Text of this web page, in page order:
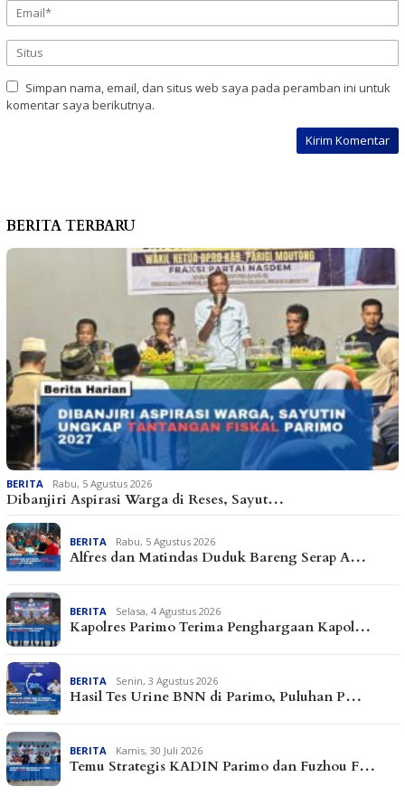
Simpan nama, email, dan situs web saya pada peramban ini untuk
komentar saya berikutnya.
BERITA TERBARU
BERITA Rabu, 5 Agustus 2026
Dibanjiri Aspirasi Warga di Reses, Sayut…
BERITA Rabu, 5 Agustus 2026
Alfres dan Matindas Duduk Bareng Serap A…
BERITA Selasa, 4 Agustus 2026
Kapolres Parimo Terima Penghargaan Kapol…
BERITA Senin, 3 Agustus 2026
Hasil Tes Urine BNN di Parimo, Puluhan P…
BERITA Kamis, 30 Juli 2026
Temu Strategis KADIN Parimo dan Fuzhou F…